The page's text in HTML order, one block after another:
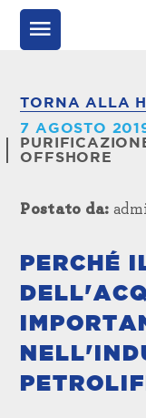
TORNA ALLA
7 AGOSTO
OFFSHORE
Postato da:
PERCHÉ